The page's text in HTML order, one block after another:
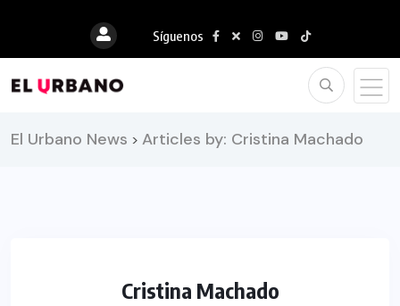
Síguenos
El Urbano News > Articles by: Cristina Machado
Cristina Machado